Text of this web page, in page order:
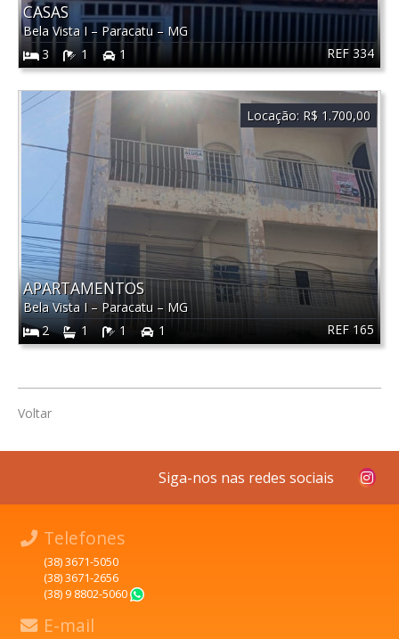
REF 334
CASAS
Bela Vista I – Paracatu – MG
3
1 1
REF 165
APARTAMENTOS
Bela Vista I –Paracatu – MG
2
1 1 1
Locação: R$ 1.700,00
Voltar
Siga-nos nas redes sociais
Telefones
(38) 3671-5050
(38) 3671-2656
(38) 9 8802-5060
E-mail